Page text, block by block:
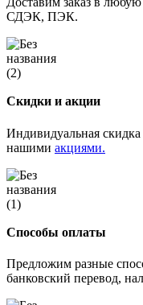
СДЭК, ПЭК.
Скидки и акции
Индивидуальная
нашими акциями.
Способы оплаты
Предложим разные
банковский перевод,